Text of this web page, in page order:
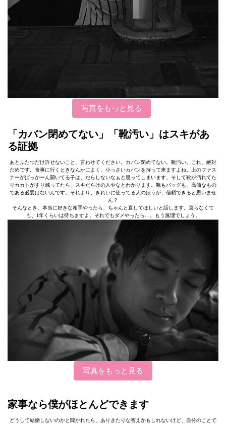
写真をもっと見る
「カバン閉めてない」「靴汚い」はスキがあ
る証拠
あとふたつだけ許せないこと、言わせてください。カバン閉めてない。靴汚い。これ、絶対
だめです。食事に行くときなんかによく、小っさいカバンを持って来ますよね。上のファス
ナーがぱっかーん開いてる子は、だらしないなぁと思ってしまいます。そして靴が汚れてた
りカカトがすり減ってたら、スキだらけの人やなとわかります。靴もバッグも、高価なもの
である必要はないんです。それより、きれいに使ってる人のほうが、信頼できると思いませ
ん？
そんなとき、本当に好きな相手やったら、ちゃんと直してほしいと話します。直らなくて
も、1年くらいは待ちますよ。それでもダメやったら…。もう無理でしょう。
写真をもっと見る
家事なら僕がほとんどできます
どうして結婚しないのかと聞かれたら、ありきたりな答えかもしれないけど、自分のことで